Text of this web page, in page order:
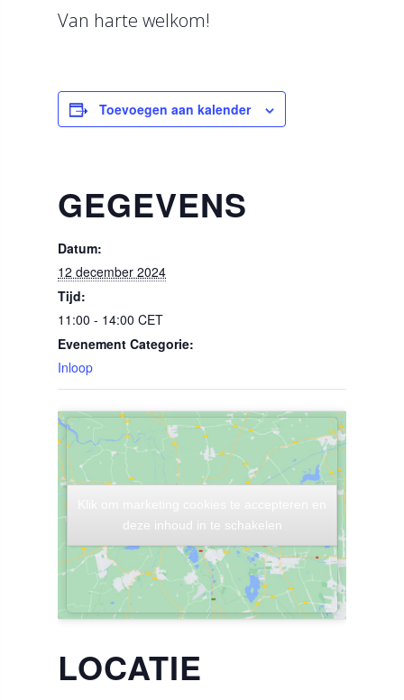
Van harte welkom!
Toevoegen aan kalender
GEGEVENS
Datum:
12 december 2024
Tijd:
11:00 - 14:00 CET
Evenement Categorie:
Inloop
LOCATIE
deze inhoud in te schakelen
deze inhoud in te schakelen